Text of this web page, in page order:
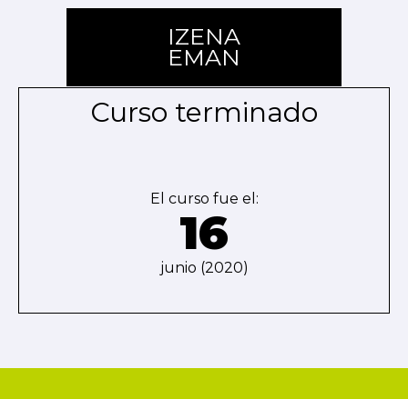
IZENA
EMAN
Curso terminado
El curso fue el:
16
junio (2020)